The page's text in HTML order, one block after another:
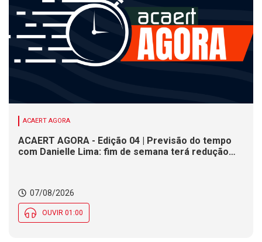
ACAERT AGORA
ACAERT AGORA - Edição 04 | Previsão do tempo
com Danielle Lima: fim de semana terá redução
07/08/2026
OUVIR 01:00